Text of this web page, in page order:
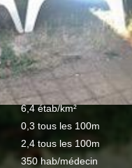
26 %
25 %
92 %
6,4 étab/km²
0,3 tous les 100m
2,4 tous les 100m
350 hab/médecin